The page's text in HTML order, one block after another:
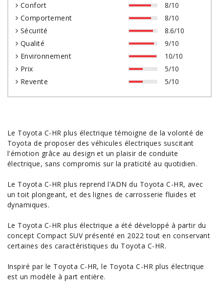
Confort
8/10
Comportement
8/10
Sécurité
8.6/10
Qualité
9/10
Environnement
10/10
Prix
5/10
Revente
5/10
Le Toyota C-HR plus électrique témoigne de la volonté de
Toyota de proposer desvéhicules électriques suscitant
l'émotion grâce au design et un plaisir de conduite
électrique, sans compromis sur la praticité au quotidien.
Le Toyota C-HR plus reprend l'ADN du Toyota C-HR, avec
un toit plongeant, et des lignes de carrosserie fluides et
dynamiques.
Le Toyota C-HR plus électrique a été développé à partir du
concept Compact SUVprésenté en 2022 tout en conservant
certaines des caractéristiques du Toyota C-HR.
Inspiré par le Toyota C-HR, le Toyota C-HR plus électrique
est un modèle à part entière.